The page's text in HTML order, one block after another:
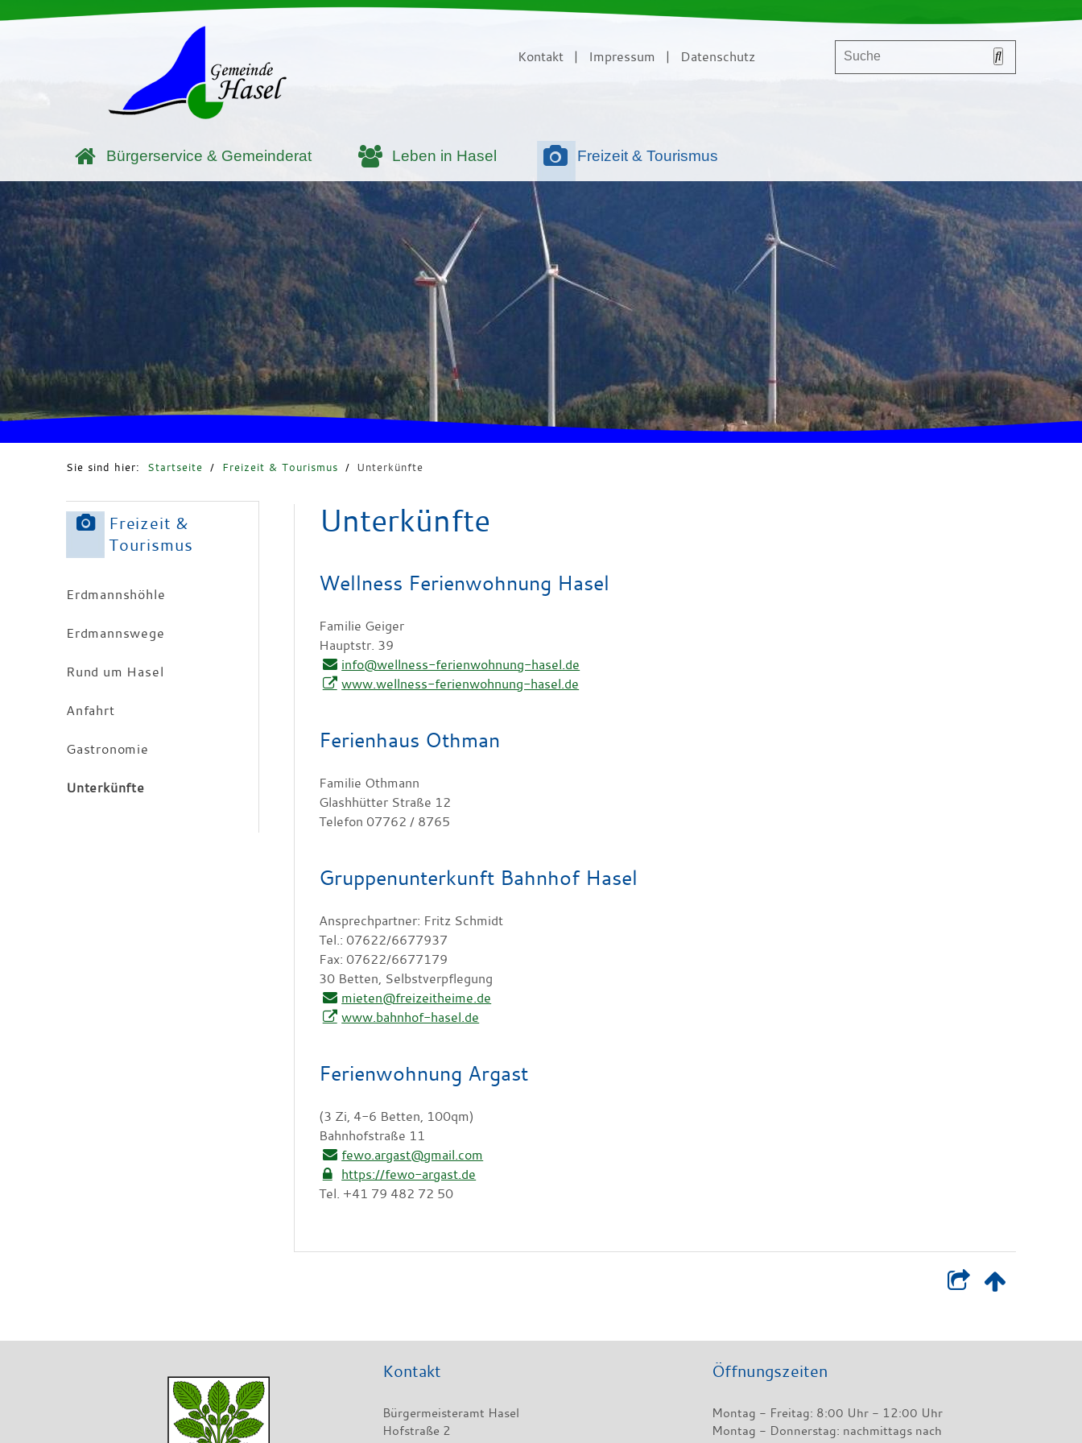
Kontakt | Impressum | Datenschutz
Bürgerservice & Gemeinderat Leben in Hasel Freizeit & Tourismus
Sie sind hier: Startseite / Freizeit & Tourismus / Unterkünfte
Freizeit &
Tourismus
Erdmannshöhle
Erdmannswege
Rund um Hasel
Anfahrt
Gastronomie
Unterkünfte
Unterkünfte
Wellness Ferienwohnung Hasel
Familie Geiger
Hauptstr. 39
info@wellness-ferienwohnung-hasel.de
www.wellness-ferienwohnung-hasel.de
Ferienhaus Othman
Familie Othmann
Glashhütter Straße 12
Telefon 07762 / 8765
Gruppenunterkunft Bahnhof Hasel
Ansprechpartner: Fritz Schmidt
Tel.: 07622/6677937
Fax: 07622/6677179
30 Betten, Selbstverpflegung
mieten@freizeitheime.de
www.bahnhof-hasel.de
Ferienwohnung Argast
(3 Zi, 4-6 Betten, 100qm)
Bahnhofstraße 11
fewo.argast@gmail.com
https://fewo-argast.de
Tel. +41 79 482 72 50
Kontakt
Bürgermeisteramt Hasel
Hofstraße 2
Öffnungszeiten
Montag - Freitag: 8:00 Uhr - 12:00 Uhr
Montag - Donnerstag: nachmittags nach